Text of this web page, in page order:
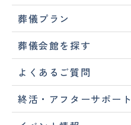
葬儀プラン
葬儀会館を探す
よくあるご質問
終活・アフターサポート